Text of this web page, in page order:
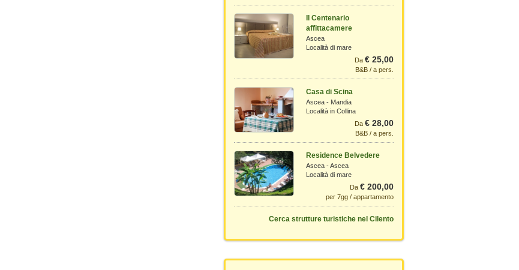
Il Centenario
affittacamere
Ascea
Località di mare
Da € 25,00
B&B / a pers.
Casa di Scina
Ascea - Mandia
Località in Collina
Da € 28,00
B&B / a pers.
Residence Belvedere
Ascea - Ascea
Località di mare
Da € 200,00
per 7gg / appartamento
Cerca strutture turistiche nel Cilento